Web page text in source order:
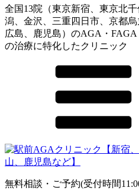
全国13院（東京新宿、東京北
潟、金沢、三重四日市、京都
広島、鹿児島）のAGA・
の治療に特化したクリニック
無料相談・ご予約(受付時間